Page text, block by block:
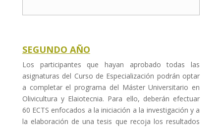
SEGUNDO AÑO
Los participantes que hayan aprobado todas las
asignaturas del Curso de Especialización podrán optar
a completar el programa del Máster Universitario en
Olivicultura y Elaiotecnia. Para ello, deberán efectuar
60 ECTS enfocados a la iniciación a la investigación y a
la elaboración de una tesis que recoja los resultados